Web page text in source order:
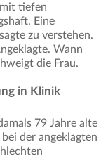
tiefen
Eine
zu verstehen.
Wann
die Frau.
in Klinik
79 Jahre alte
der angeklagten